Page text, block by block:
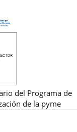
del Programa de
de la pyme